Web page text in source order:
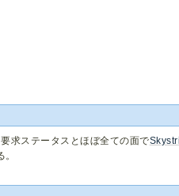
求ステータスとほぼ全ての面で